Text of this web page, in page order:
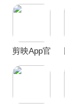
监管app
剪映App官